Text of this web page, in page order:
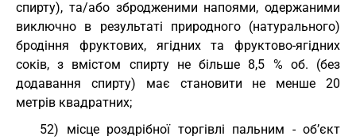
спирту), та/або збродженими напоями, одержаними
виключно в результаті природного (натурального)
бродіння фруктових, ягідних та фруктово-ягідних
соків, з вмістом спирту не більше 8,5 % об. (без
додавання спирту) має становити не менше 20
метрів квадратних;
52) місце роздрібної торгівлі пальним - об’єкт